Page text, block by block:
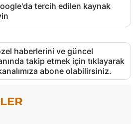
tercih edilen kaynak
haberlerini ve güncel
takip etmek için tıklayarak
abone olabilirsiniz.